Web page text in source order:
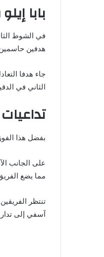
بابا
في الشوط
هدفين
جاء هدفا
الثاني في
بفضل هذا
مما يضع
تنتظر
آسفي إلى